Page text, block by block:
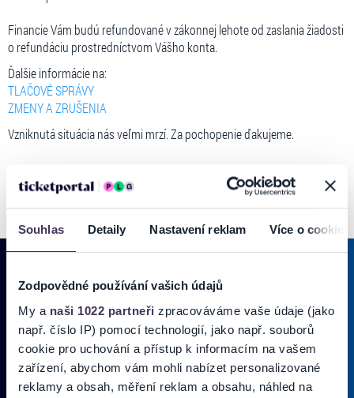
Souhlas Detaily Nastavení reklam Více o cookies
Zodpovědné používání vašich údajů
My a naši 1022 partneři zpracováváme vaše údaje (jako
např. číslo IP) pomocí technologií, jako např. souborů
cookie pro uchování a přístup k informacím na vašem
zařízení, abychom vám mohli nabízet personalizované
reklamy a obsah, měření reklam a obsahu, náhled na
Financie Vám budú refundované v zákonnej lehote od zaslania žiadosti
o refundáciu prostredníctvom Vášho konta.
Ďalšie informácie na:
TLAČOVÉ SPRÁVY
ZMENY A ZRUŠENIA
Vzniknutá situácia nás veľmi mrzí. Za pochopenie ďakujeme.
PRIHLÁSIŤ SA KODBERU NOVINIEK
Pridajte sa do zoznamu odberateľov a doručte si najnovšie špeciálne
ponuky priamo do doručenej pošty.